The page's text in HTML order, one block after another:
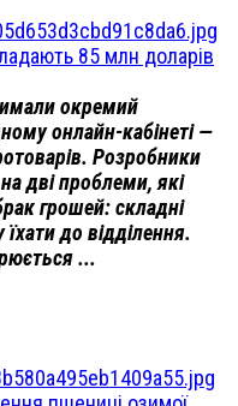
85 млн доларів
окремий
онлайн-кабінеті —
Розробники
дві проблеми, які
грошей: складні
до відділення.
...